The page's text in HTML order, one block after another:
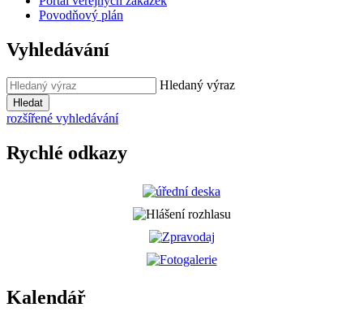
Povodňový plán
Vyhledávání
Hledaný výraz
Hledat
rozšířené vyhledávání
Rychlé odkazy
Kalendář